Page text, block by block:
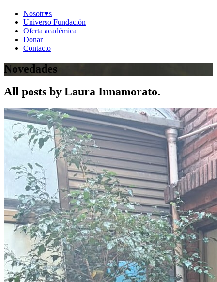
Nosotr♥︎s
Universo Fundación
Oferta académica
Donar
Contacto
Novedades
All posts by Laura Innamorato.